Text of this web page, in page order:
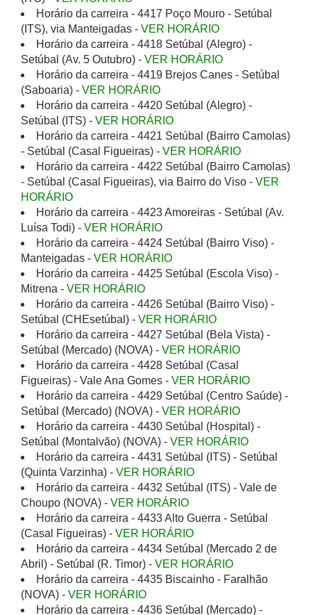
Horário da carreira - 4417 Poço Mouro - Setúbal
(ITS), via Manteigadas - VER HORÁRIO
Horário da carreira - 4418 Setúbal (Alegro) -
Setúbal (Av. 5 Outubro) - VER HORÁRIO
Horário da carreira - 4419 Brejos Canes - Setúbal
(Saboaria) - VER HORÁRIO
Horário da carreira - 4420 Setúbal (Alegro) -
Setúbal (ITS) - VER HORÁRIO
Horário da carreira - 4421 Setúbal (Bairro Camolas)
- Setúbal (Casal Figueiras) - VER HORÁRIO
Horário da carreira - 4422 Setúbal (Bairro Camolas)
- Setúbal (Casal Figueiras), via Bairro do Viso - VER
HORÁRIO
Horário da carreira - 4423 Amoreiras - Setúbal (Av.
Luísa Todi) - VER HORÁRIO
Horário da carreira - 4424 Setúbal (Bairro Viso) -
Manteigadas - VER HORÁRIO
Horário da carreira - 4425 Setúbal (Escola Viso) -
Mitrena - VER HORÁRIO
Horário da carreira - 4426 Setúbal (Bairro Viso) -
Setúbal (CHEsetúbal) - VER HORÁRIO
Horário da carreira - 4427 Setúbal (Bela Vista) -
Setúbal (Mercado) (NOVA) - VER HORÁRIO
Horário da carreira - 4428 Setúbal (Casal
Figueiras) - Vale Ana Gomes - VER HORÁRIO
Horário da carreira - 4429 Setúbal (Centro Saúde) -
Setúbal (Mercado) (NOVA) - VER HORÁRIO
Horário da carreira - 4430 Setúbal (Hospital) -
Setúbal (Montalvão) (NOVA) - VER HORÁRIO
Horário da carreira - 4431 Setúbal (ITS) - Setúbal
(Quinta Varzinha) - VER HORÁRIO
Horário da carreira - 4432 Setúbal (ITS) - Vale de
Choupo (NOVA) - VER HORÁRIO
Horário da carreira - 4433 Alto Guerra - Setúbal
(Casal Figueiras) - VER HORÁRIO
Horário da carreira - 4434 Setúbal (Mercado 2 de
Abril) - Setúbal (R. Timor) - VER HORÁRIO
Horário da carreira - 4435 Biscainho - Faralhão
(NOVA) - VER HORÁRIO
Horário da carreira - 4436 Setúbal (Mercado) -